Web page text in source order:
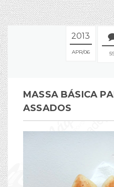
2013
APR 06
MASSA BÁSICA
ASSADOS